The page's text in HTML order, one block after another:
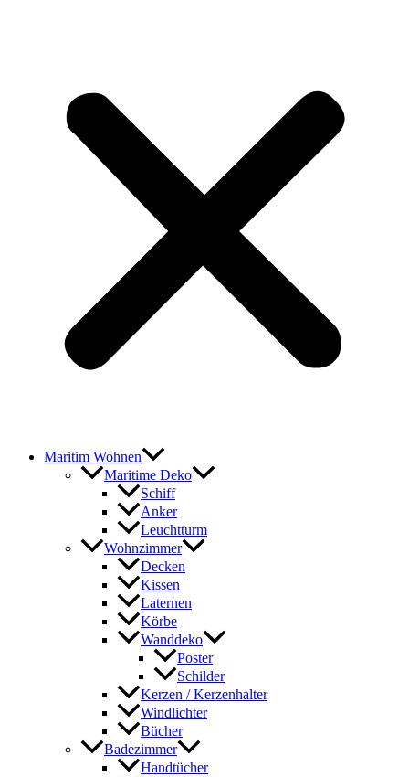
Maritim Wohnen
Maritime Deko
Schiff
Anker
Leuchtturm
Wohnzimmer
Decken
Kissen
Laternen
Körbe
Wanddeko
Poster
Schilder
Kerzen / Kerzenhalter
Windlichter
Bücher
Badezimmer
Handtücher